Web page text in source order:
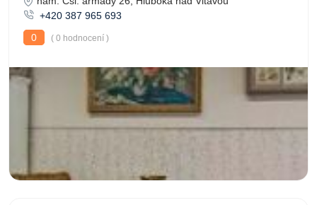
+420 387 965 693
0
( 0 hodnocení )